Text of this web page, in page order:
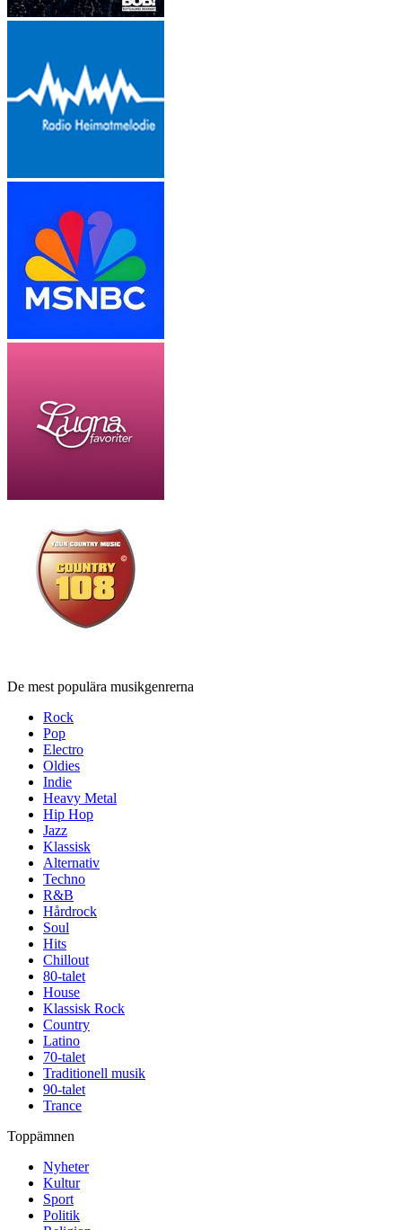
De mest populära musikgenrerna
Rock
Pop
Electro
Oldies
Indie
Heavy Metal
Hip Hop
Jazz
Klassisk
Alternativ
Techno
R&B
Hårdrock
Soul
Hits
Chillout
80-talet
House
Klassisk Rock
Country
Latino
70-talet
Traditionell musik
90-talet
Trance
Toppämnen
Nyheter
Kultur
Sport
Politik